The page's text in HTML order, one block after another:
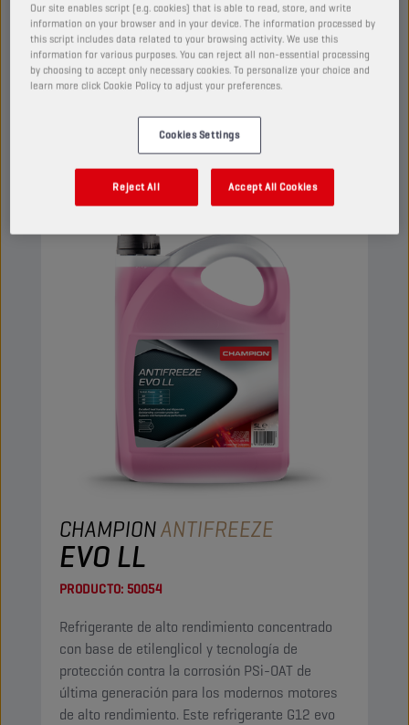
con base de etilenglicol y tecnología de
protección contra la corrosión PSi-OAT de
última generación para los modernos motores
de alto rendimiento. Este refrigerante G12 evo
LÍQUIDO REFRIGERANTE
CHAMPIONANTIFREEZE
EVO LL
PRODUCTO: 50054
Refrigerante de alto rendimiento concentrado
con base de etilenglicol y tecnología de
protección contra la corrosión PSi-OAT de
última generación para los modernos motores
de alto rendimiento. Este refrigerante G12 evo
Our site enables script (e.g. cookies) that is able to read, store, and write
information on your browser and in your device. The information processed by
this script includes data related to your browsing activity. We use this
information for various purposes. You can reject all non-essential processing
by choosing to accept only necessary cookies. To personalize your choice and
learn more click Cookie Policy to adjust your preferences.
Cookies Settings
Reject All Accept All Cookies